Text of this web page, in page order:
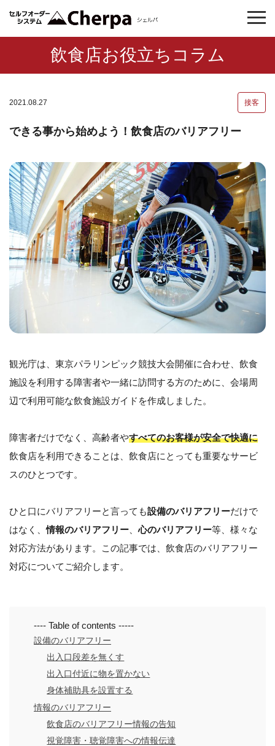
飲食店お役立ちコラム
2021.08.27 接客
できる事から始めよう！飲食店のバリアフリー
観光庁は、東京パラリンピック競技大会開催に合わせ、飲食
施設を利用する障害者や一緒に訪問する方のために、会場周
辺で利用可能な飲食施設ガイドを作成しました。
障害者だけでなく、高齢者やすべてのお客様が安全で快適に
飲食店を利用できることは、飲食店にとっても重要なサービ
スのひとつです。
ひと口にバリアフリーと言っても設備のバリアフリーだけで
はなく、情報のバリアフリー 、心のバリアフリー等、様々な
対応方法があります。この記事では、飲食店のバリアフリー
対応についてご紹介します。
---- Table of contents -----
設備のバリアフリー
出入口段差を無くす
出入口付近に物を置かない
身体補助具を設置する
情報のバリアフリー
飲食店のバリアフリー情報の告知
視覚障害・聴覚障害への情報伝達